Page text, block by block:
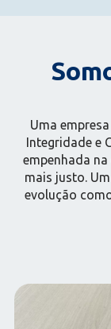
Uma
Integridade e
empenhada
mais justo.
evolução